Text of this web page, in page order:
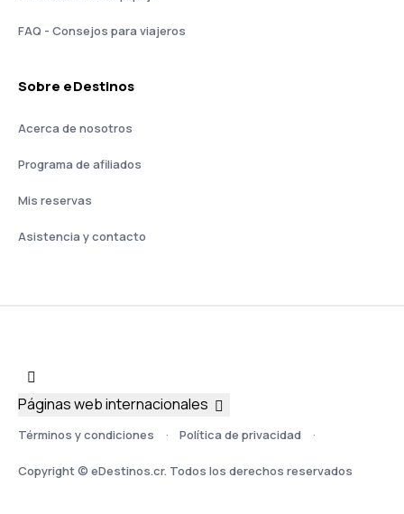
FAQ - Consejos para viajeros
Sobre eDestinos
Acerca de nosotros
Programa de afiliados
Mis reservas
Asistencia y contacto
Términos y condiciones Política de privacidad
Copyright © eDestinos.cr. Todos los derechos reservados
Páginas web internacionales